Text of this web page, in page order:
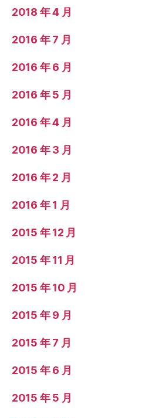
2018 年 4 月
2016 年 7 月
2016 年 6 月
2016 年 5 月
2016 年 4 月
2016 年 3 月
2016 年 2 月
2016 年 1 月
2015 年 12 月
2015 年 11 月
2015 年 10 月
2015 年 9 月
2015 年 7 月
2015 年 6 月
2015 年 5 月